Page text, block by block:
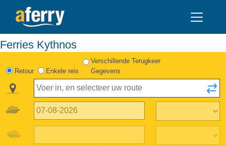
Ferries Kythnos
Retour Enkele reis
Verschillende Terugkeer
Gegevens